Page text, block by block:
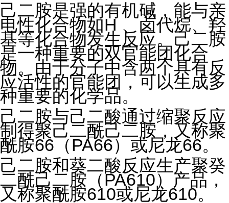
己二胺是强的有机碱，能与亲
电性化合物如H 、卤代烷、羟
基等化合物发生反应。己二胺
是一种重要的双官能团化合
物。由于分子中含两个具有反
应活性的官能团，可以生成多
种重要的化学品。
己二胺与己二酸通过缩聚反应
制得聚己二酰己二胺，又称聚
酰胺66（PA66）或尼龙66。
己二胺和葵二酸反应生产聚癸
二酰己二胺（PA610）产品，
又称聚酰胺610或尼龙610。